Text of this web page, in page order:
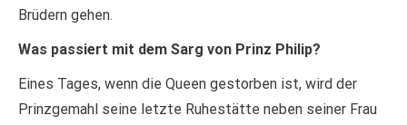
Brüdern gehen.
Was passiert mit dem Sarg von Prinz Philip?
Eines Tages, wenn die Queen gestorben ist, wird der
Prinzgemahl seine letzte Ruhestätte neben seiner Frau